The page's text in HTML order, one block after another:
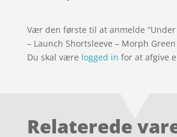
Vær den første til at anmelde
– Launch Shortsleeve – Morph Green
Du skal være logged in for at afgive
Relaterede